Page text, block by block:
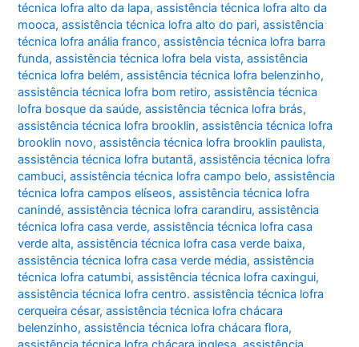
técnica lofra alto da lapa,assistência técnica lofra alto da
mooca,assistência técnica lofra alto do pari,assistência
técnica lofra anália franco,assistência técnica lofra barra
funda,assistência técnica lofra bela vista,assistência
técnica lofra belém,assistência técnica lofra belenzinho,
assistência técnica lofra bom retiro,assistência técnica
lofra bosque da saúde,assistência técnica lofra brás,
assistência técnica lofra brooklin,assistência técnica lofra
brooklin novo,assistência técnica lofra brooklin paulista,
assistência técnica lofra butantã,assistência técnica lofra
cambuci,assistência técnica lofra campo belo,assistência
técnica lofra campos elíseos,assistência técnica lofra
canindé,assistência técnica lofra carandiru,assistência
técnica lofra casa verde,assistência técnica lofra casa
verde alta,assistência técnica lofra casa verde baixa,
assistência técnica lofra casa verde média,assistência
técnica lofra catumbi,assistência técnica lofra caxingui,
assistência técnica lofra centro. assistência técnica lofra
cerqueira césar,assistência técnica lofra chácara
belenzinho,assistência técnica lofra chácara flora,